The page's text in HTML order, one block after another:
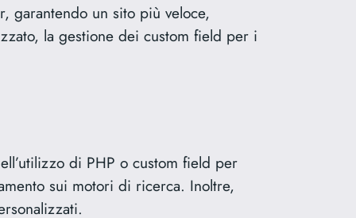
garantendo un sito più veloce,
la gestione dei custom field per i
di PHP o custom field per
sui motori di ricerca. Inoltre,